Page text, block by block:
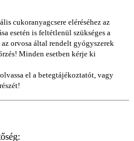
cukoranyagcsere eléréséhez az
esetén is feltétlenül szükséges a
orvosa által rendelt gyógyszerek
Minden esetben kérje ki
el a betegtájékoztatót, vagy